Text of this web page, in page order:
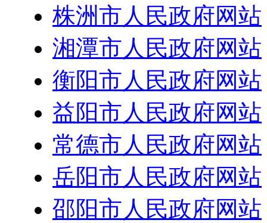
株洲市人民政府网站
湘潭市人民政府网站
衡阳市人民政府网站
益阳市人民政府网站
常德市人民政府网站
岳阳市人民政府网站
邵阳市人民政府网站